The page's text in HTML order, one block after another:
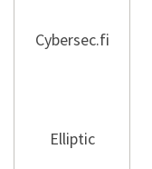
Cybersec.fi
Elliptic